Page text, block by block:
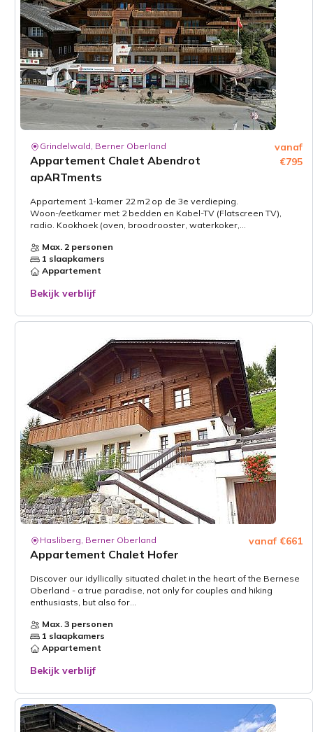
Grindelwald, Berner Oberland
Appartement Chalet Abendrot
apARTments
vanaf
€795
Appartement 1-kamer 22 m2 op de 3e verdieping.
Woon-/eetkamer met 2 bedden en Kabel-TV (Flatscreen TV),
radio. Kookhoek (oven, broodrooster, waterkoker,...
Max. 2 personen
1 slaapkamers
Appartement
Bekijk verblijf
Hasliberg, Berner Oberland
Appartement Chalet Hofer
vanaf €661
Discover our idyllically situated chalet in the heart of the Bernese
Oberland - a true paradise, not only for couples and hiking
enthusiasts, but also for...
Max. 3 personen
1 slaapkamers
Appartement
Bekijk verblijf